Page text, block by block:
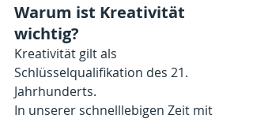
Warum ist Kreativität
wichtig?
Kreativität gilt als
Schlüsselqualifikation des 21.
Jahrhunderts.
In unserer schnelllebigen Zeit mit